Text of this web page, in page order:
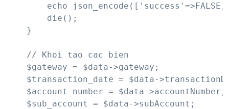
echo
        die();
    }
    // Khoi tao cac bien
    $gateway = $data->gateway;
$transaction_date = $data-
    $account_number = $data->accountNumber;
    $sub_account = $data->subAccount;